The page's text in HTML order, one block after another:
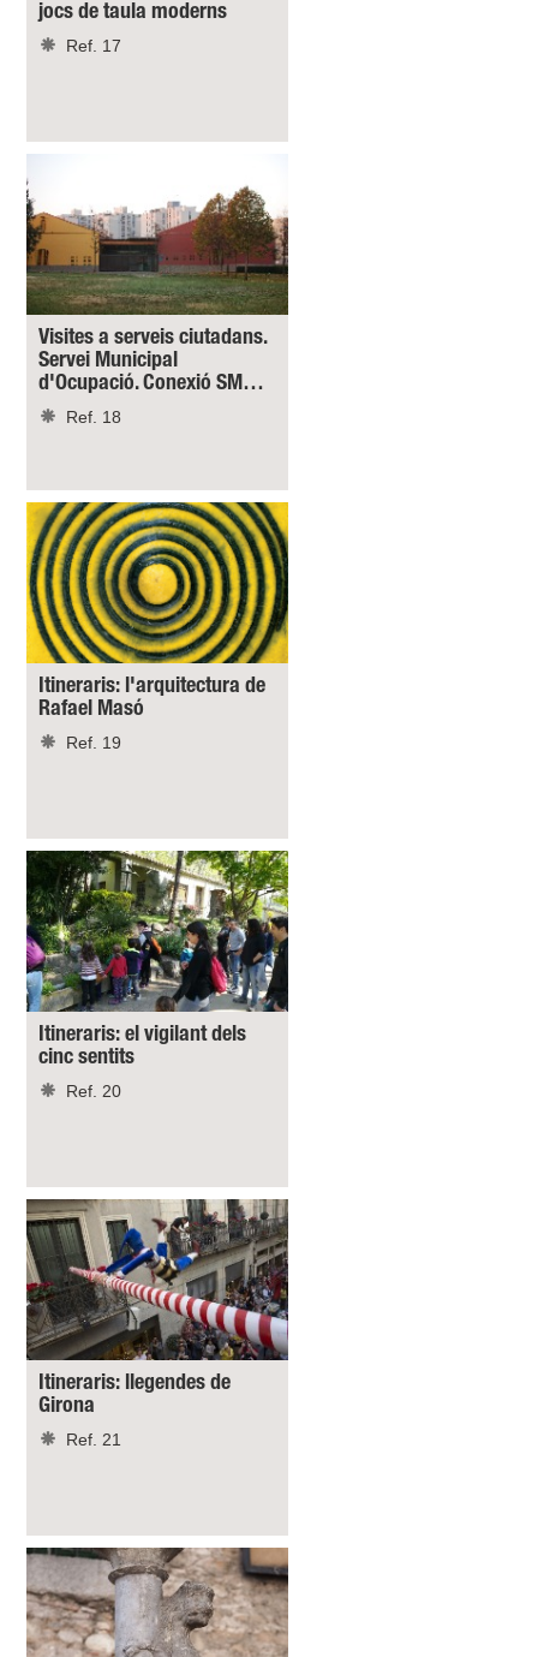
jocs de taula moderns
Ref. 17
Visites a serveis ciutadans.
Servei Municipal
d'Ocupació. Conexió SM…
Ref. 18
Itineraris: l'arquitectura de
Rafael Masó
Ref. 19
Itineraris: el vigilant dels
cinc sentits
Ref. 20
Itineraris: llegendes de
Girona
Ref. 21